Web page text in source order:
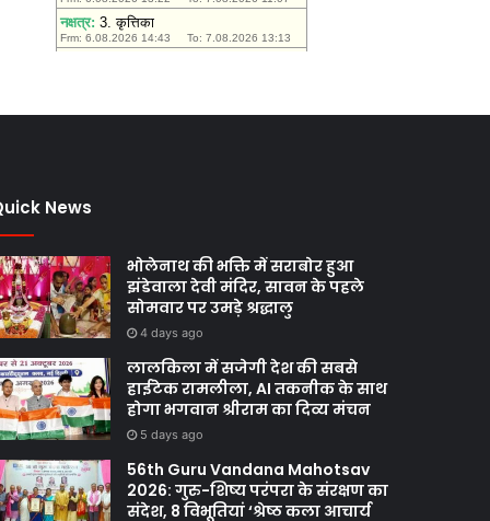
News
भोलेनाथ की भक्ति में सराबोर हुआ
झंडेवाला देवी मंदिर, सावन के पहले
सोमवार पर उमड़े श्रद्धालु
4 days ago
लालकिला में सजेगी देश की सबसे
हाईटेक रामलीला, AI तकनीक के साथ
होगा भगवान श्रीराम का दिव्य मंचन
5 days ago
56th Guru Vandana Mahotsav
2026: गुरु-शिष्य परंपरा के संरक्षण का
संदेश, 8 विभूतियां ‘श्रेष्ठ कला आचार्य